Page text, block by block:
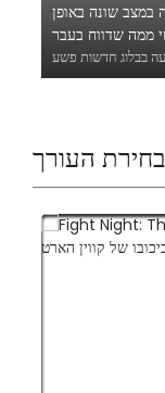
במצב שונה באופן
ממה שדווח בעבר
בבלוג חדשות פשע
בחירת העורך